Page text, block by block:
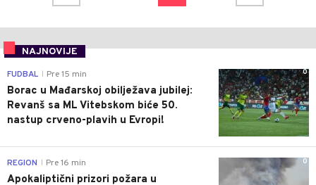
NAJNOVIJE
0
FUDBAL Pre 15 min
Borac u Mađarskoj obilježava jubilej:
Revanš sa ML Vitebskom biće 50.
nastup crveno-plavih u Evropi!
0
REGION Pre 16 min
Apokaliptični prizori požara u